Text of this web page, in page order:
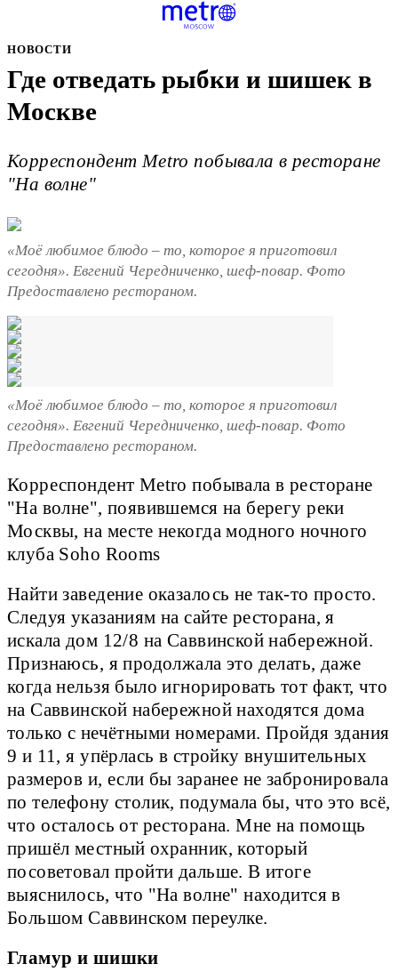
НОВОСТИ
Где отведать рыбки и шишек в
Москве
Корреспондент Metro побывала в ресторане
"На волне"
«Моё любимое блюдо – то, которое я приготовил
сегодня». Евгений Чередниченко, шеф-повар. Фото
Предоставлено рестораном.
«Моё любимое блюдо – то, которое я приготовил
сегодня». Евгений Чередниченко, шеф-повар. Фото
Предоставлено рестораном.
Корреспондент Metro побывала в ресторане
"На волне", появившемся на берегу реки
Москвы, на месте некогда модного ночного
клуба Soho Rooms
Найти заведение оказалось не так-то просто.
Следуя указаниям на сайте ресторана, я
искала дом 12/8 на Саввинской набережной.
Признаюсь, я продолжала это делать, даже
когда нельзя было игнорировать тот факт, что
на Саввинской набережной находятся дома
только с нечётными номерами. Пройдя здания
9 и 11, я упёрлась в стройку внушительных
размеров и, если бы заранее не забронировала
по телефону столик, подумала бы, что это всё,
что осталось от ресторана. Мне на помощь
пришёл местный охранник, который
посоветовал пройти дальше. В итоге
выяснилось, что "На волне" находится в
Большом Саввинском переулке.
Гламур и шишки